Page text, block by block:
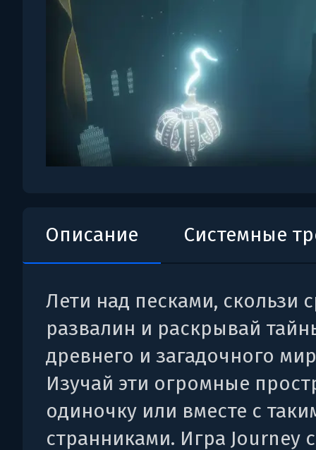
Описание Системные
Лети над песками, скользи
развалин и раскрывай
древнего и загадочного
Изучай эти огромные
одиночку или вместе с
странниками. Игра Journey